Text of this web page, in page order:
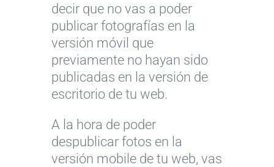
decir que no vas a poder
publicar fotografías en la
versión móvil que
previamente no hayan sido
publicadas en la versión de
escritorio de tu web.
A la hora de poder
despublicar fotos en la
versión mobile de tu web, vas